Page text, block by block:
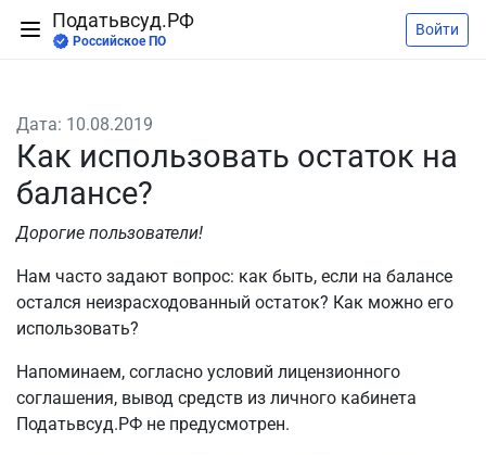
Податьвсуд.РФ
Российское ПО
Войти
Дата: 10.08.2019
Как использовать остаток на
балансе?
Дорогие пользователи!
Нам часто задают вопрос: как быть, если на балансе
остался неизрасходованный остаток? Как можно его
использовать?
Напоминаем, согласно условий лицензионного
соглашения, вывод средств из личного кабинета
Податьвсуд.РФ не предусмотрен.